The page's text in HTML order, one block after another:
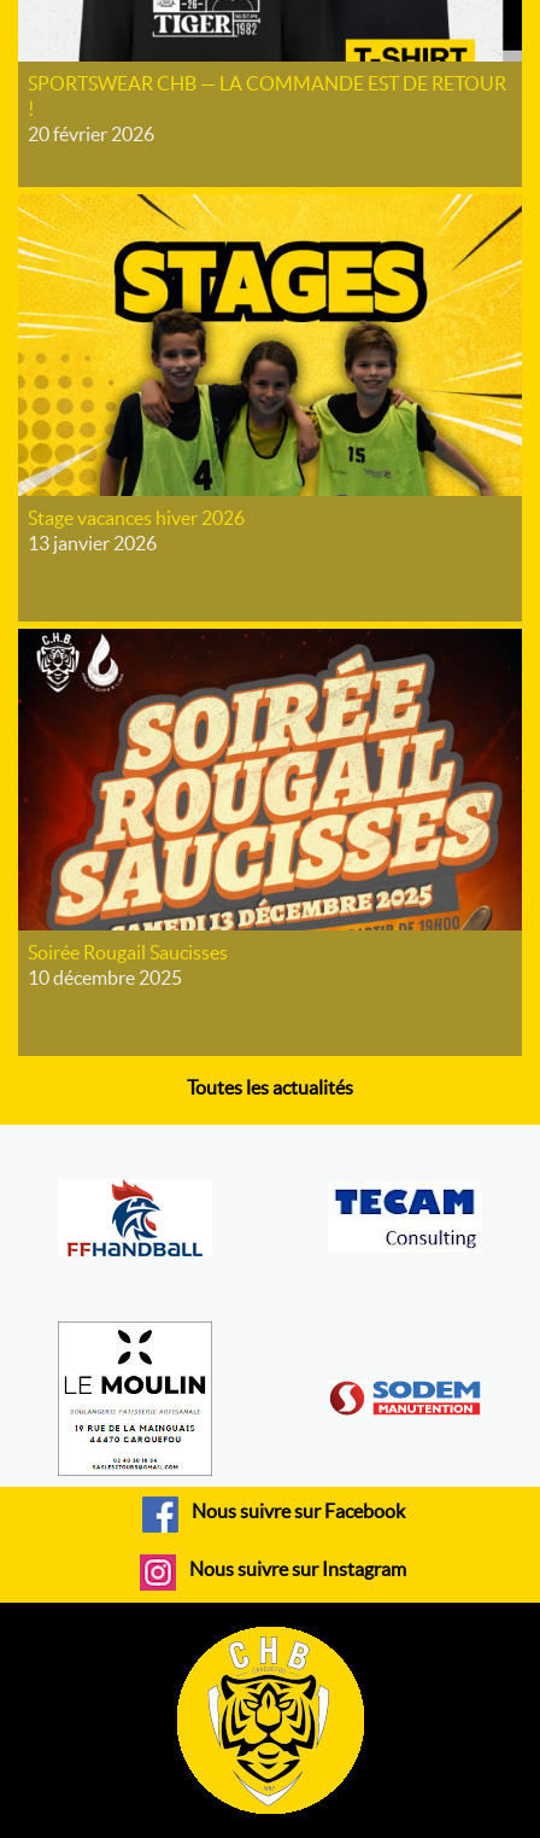
SPORTSWEAR CHB — LA COMMANDE EST DE RETOUR
!
20 février 2026
Stage vacances hiver 2026
13 janvier 2026
Soirée Rougail Saucisses
10 décembre 2025
Toutes les actualités
Nous suivre sur Facebook
Nous suivre sur Instagram